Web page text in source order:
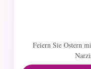
Feiern Sie Ostern